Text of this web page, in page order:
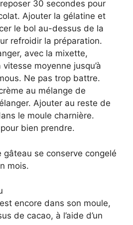
30 secondes pour
Ajouter la gélatine et
le bol au-dessus de la
refroidir la préparation.
avec la mixette,
moyenne jusqu’à
Ne pas trop battre.
au mélange de
Ajouter au reste de
le moule charnière.
bien prendre.
se conserve congelé
mois.
encore dans son moule,
de cacao, à l’aide d’un